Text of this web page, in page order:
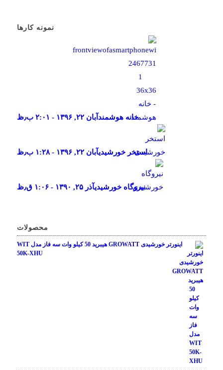
نمونه کارها
خانه هوشمند آبان ۲۲, ۱۳۹۶ - ۲:۰۱ ب٫ظ
استخر خورشیدیآبان ۲۲, ۱۳۹۶ - ۱:۲۸ ب٫ظ
نیروگاه خورشیدیآذر ۲۵, ۱۳۹۰ - ۱:۰۶ ق٫ظ
محصولات
اینورتر خورشیدی GROWATT هیبرید 50 کیلو وات سه فاز مدل WIT
50K-XHU